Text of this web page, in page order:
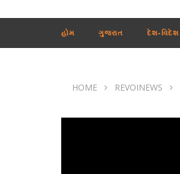
હોમ ગુજરાત દેશ-વિદેશ
HOME REVOINEWS